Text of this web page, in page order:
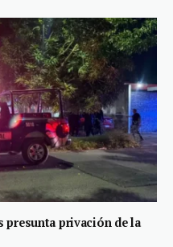
presunta privación de la